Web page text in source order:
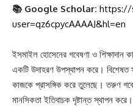
📚 Google Scholar: https://
user=qz6cpycAAAAJ&hl=en
ইসমাইল হোসেনের গবেষণা ও শিক্ষাদান
একটি উদাহরণ উপস্থাপন করে। বিশেষত
কাজকে প্রাসঙ্গিক করে তুলেছে। তরুণ
মানসিকতা ইতিবাচক দৃষ্টান্ত স্থাপন করে।